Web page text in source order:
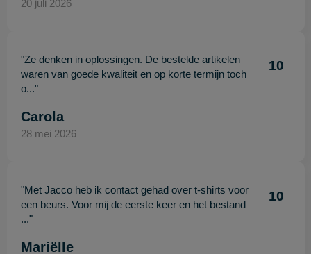
20 juli 2026
"Ze denken in oplossingen. De bestelde artikelen
waren van goede kwaliteit en op korte termijn toch
o..."
10
Carola
28 mei 2026
"Met Jacco heb ik contact gehad over t-shirts voor
een beurs. Voor mij de eerste keer en het bestand
..."
10
Mariëlle